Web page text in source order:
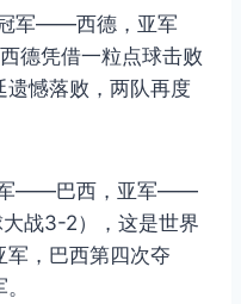
军——西德，亚军
德凭借一粒点球击败
遗憾落败，两队再度
军——巴西，亚军——
战3-2），这是世界
，巴西第四次夺